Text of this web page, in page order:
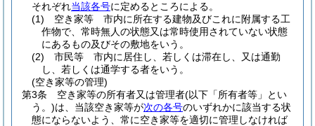
それぞれ当該各号に定めるところによる。
(1)
空き家等 市内に所在する建物及びこれに附属する工
作物で、常時無人の状態又は常時使用されていない状態
にあるもの及びその敷地をいう。
(2)
市民等 市内に居住し、若しくは滞在し、又は通勤
し、若しくは通学する者をいう。
(空き家等の管理)
第3条
空き家等の所有者又は管理者(以下「所有者等」とい
う。)は、当該空き家等が次の各号のいずれかに該当する状
態にならないよう、常に空き家等を適切に管理しなければ